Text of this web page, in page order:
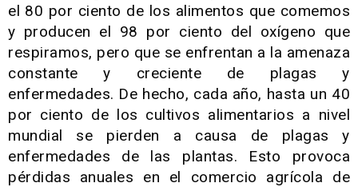
el 80 por ciento de los alimentos que comemos
y producen el 98 por ciento del oxígeno que
respiramos, pero que se enfrentan a la amenaza
constante y creciente de plagas y
enfermedades. De hecho, cada año, hasta un 40
por ciento de los cultivos alimentarios a nivel
mundial se pierden a causa de plagas y
enfermedades de las plantas. Esto provoca
pérdidas anuales en el comercio agrícola de